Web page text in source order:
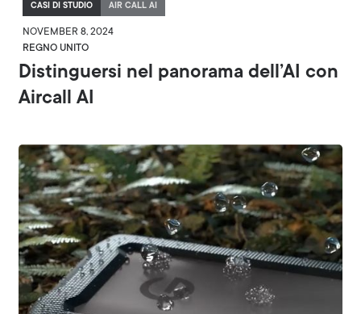
CASI DI STUDIO AIR CALL AI
NOVEMBER 8, 2024
REGNO UNITO
Distinguersi nel panorama dell’AI con
Aircall AI